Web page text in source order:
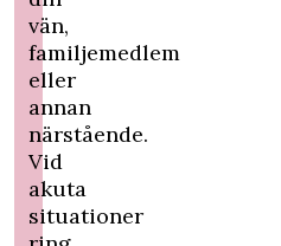
vän,
familjemedlem
eller
annan
närstående.
Vid
akuta
situationer